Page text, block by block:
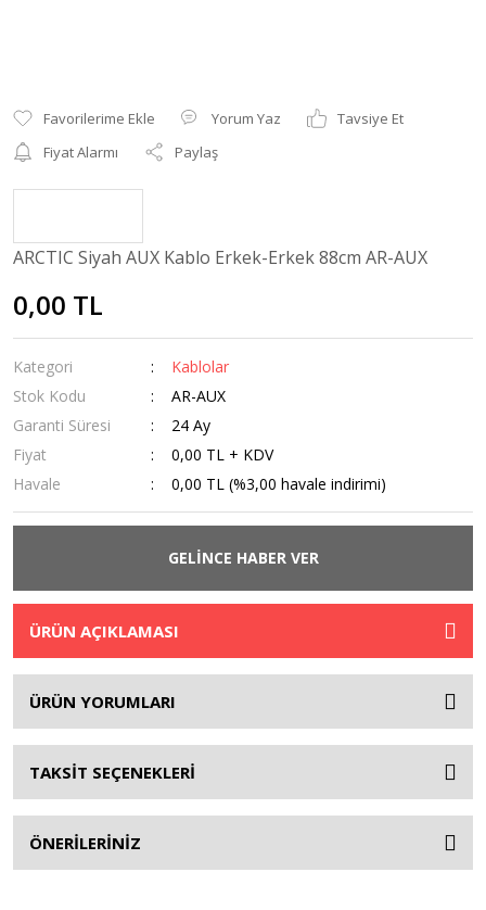
Yorum Yaz
Tavsiye Et
Fiyat Alarmı
Paylaş
ARCTIC Siyah AUX Kablo Erkek-Erkek 88cm AR-AUX
0,00 TL
Kategori
Kablolar
Stok Kodu
AR-AUX
Garanti Süresi
24 Ay
Fiyat
0,00 TL + KDV
Havale
0,00 TL (%3,00 havale indirimi)
GELİNCE HABER VER
ÜRÜN AÇIKLAMASI
ÜRÜN YORUMLARI
TAKSİT SEÇENEKLERİ
ÖNERİLERİNİZ